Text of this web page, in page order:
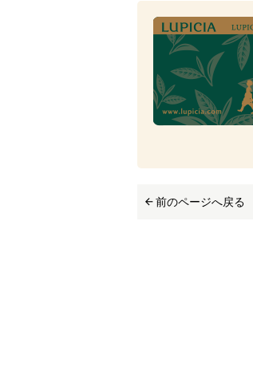
前のページへ戻る